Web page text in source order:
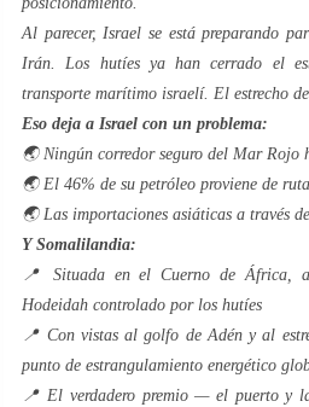
Al parecer, Israel se está preparando
Irán. Los hutíes ya han cerrado el
transporte marítimo israelí. El estrecho
Eso deja a Israel con un problema:
🌏 Ningún corredor seguro del Mar Rojo
🌏 El 46% de su petróleo proviene de
🌏 Las importaciones asiáticas a través
Y Somalilandia:
📍 Situada en el Cuerno de África,
Hodeidah controlado por los hutíes
📍 Con vistas al golfo de Adén y al
punto de estrangulamiento energético
📍 El verdadero premio — el puerto y